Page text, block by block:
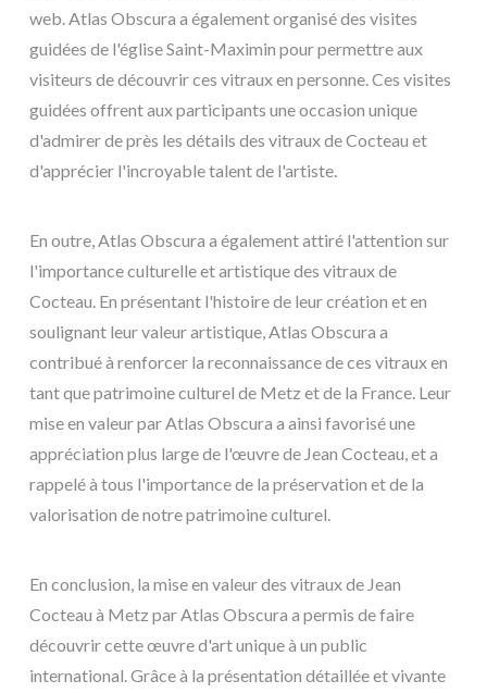
web. Atlas Obscura a également organisé des visites
guidées de l'église Saint-Maximin pour permettre aux
visiteurs de découvrir ces vitraux en personne. Ces visites
guidées offrent aux participants une occasion unique
d'admirer de près les détails des vitraux de Cocteau et
d'apprécier l'incroyable talent de l'artiste.
En outre, Atlas Obscura a également attiré l'attention sur
l'importance culturelle et artistique des vitraux de
Cocteau. En présentant l'histoire de leur création et en
soulignant leur valeur artistique, Atlas Obscura a
contribué à renforcer la reconnaissance de ces vitraux en
tant que patrimoine culturel de Metz et de la France. Leur
mise en valeur par Atlas Obscura a ainsi favorisé une
appréciation plus large de l'œuvre de Jean Cocteau, et a
rappelé à tous l'importance de la préservation et de la
valorisation de notre patrimoine culturel.
En conclusion, la mise en valeur des vitraux de Jean
Cocteau à Metz par Atlas Obscura a permis de faire
découvrir cette œuvre d'art unique à un public
international. Grâce à la présentation détaillée et vivante